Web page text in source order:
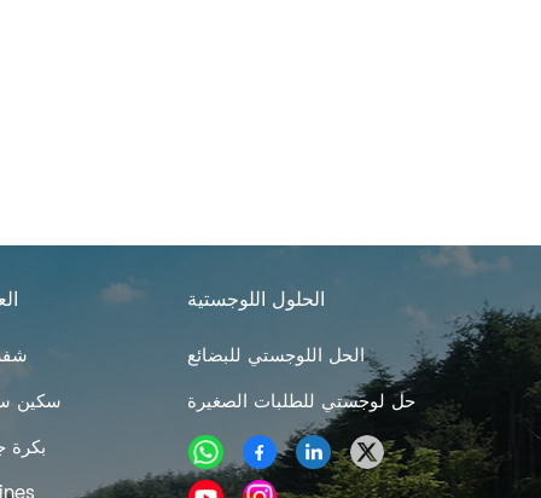
سكين
بكرة
الحلول اللوجستية
الحل اللوجستي للبضائع
حل لوجستي للطلبات الصغيرة